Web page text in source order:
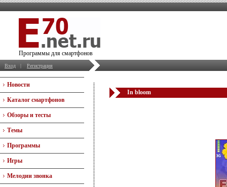
Программы для смартфонов
Вход | Регистрация
Новости
Каталог смартфонов
Обзоры и тесты
Темы
Программы
Игры
Мелодии звонка
In bloom